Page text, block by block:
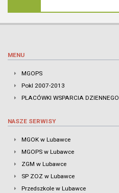
MENU
MGOPS
Pokl 2007-2013
PLACÓWKI WSPARCIA DZIENNEGO
NASZE SERWISY
MGOK w Lubawce
MGOPS w Lubawce
ZGM w Lubawce
SP ZOZ w Lubawce
Przedszkole w Lubawce